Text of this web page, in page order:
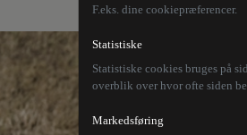
F.eks. dine cookiepræferencer.
Statistiske
Statistiske cookies bruges på
overblik over hvor ofte siden
Markedsføring